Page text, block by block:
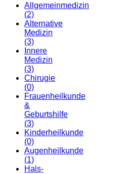
Allgemeinmedizin
(2)
Alternative
Medizin
(3)
Innere
Medizin
(3)
Chirugie
(0)
Frauenheilkunde
&
Geburtshilfe
(3)
Kinderheilkunde
(0)
Augenheilkunde
(1)
Hals-